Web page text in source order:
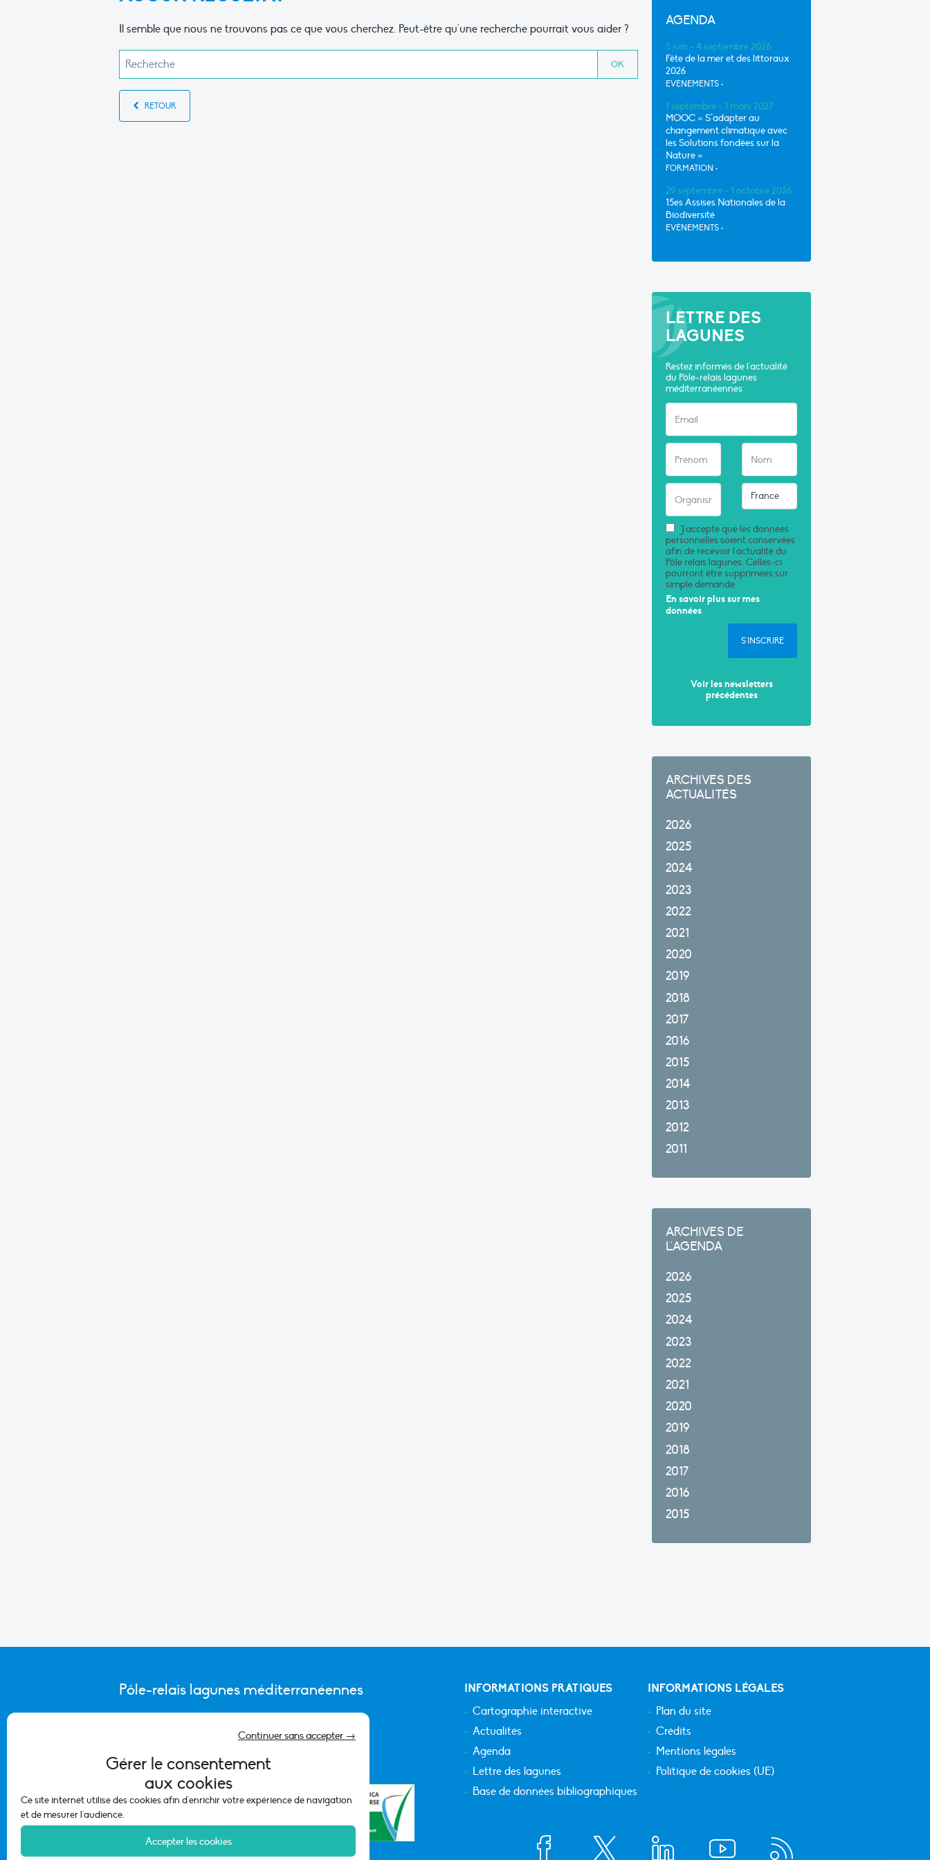
Gérer le consentement
aux cookies
Ce site internet utilise des cookies afin d'enrichir votre expérience de navigation
et de mesurer l'audience.
Accepter les cookies
Continuer sans accepter →
Il semble que nous ne trouvons pas ce que vous cherchez. Peut-être qu'une recherche pourrait vous aider ?
RETOUR
AGENDA
5 juin - 4 septembre 2026
Fête de la mer et des littoraux
2026
EVÈNEMENTS •
1 septembre - 1 mars 2027
MOOC « S’adapter au
changement climatique avec
les Solutions fondées sur la
Nature »
FORMATION •
29 septembre - 1 octobre 2026
15es Assises Nationales de la
Biodiversité
EVÈNEMENTS •
LETTRE DES
LAGUNES
Restez informés de l'actualité
du Pôle-relais lagunes
méditerranéennes
J'accepte que les données
personnelles soient conservées
afin de recevoir l'actualité du
Pôle relais lagunes. Celles-ci
pourront être supprimées sur
simple demande.
En savoir plus sur mes
données
S'INSCRIRE
Voir les newsletters
précédentes
ARCHIVES DES
ACTUALITÉS
2026
2025
2024
2023
2022
2021
2020
2019
2018
2017
2016
2015
2014
2013
2012
2011
ARCHIVES DE
L'AGENDA
2026
2025
2024
2023
2022
2021
2020
2019
2018
2017
2016
2015
Pôle-relais lagunes méditerranéennes
CONTACTER L’ÉQUIPE DU PÔLE
INFORMATIONS PRATIQUES
Cartographie interactive
Actualités
Agenda
Lettre des lagunes
Base de données bibliographiques
INFORMATIONS LÉGALES
Plan du site
Crédits
Mentions légales
Politique de cookies (UE)